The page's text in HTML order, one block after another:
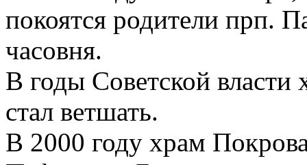
покоятся родители прп.
часовня.
В годы Советской
стал ветшать.
В 2000 году храм